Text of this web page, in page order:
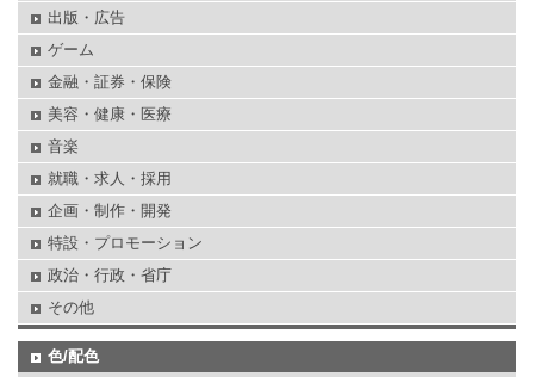
出版・広告
ゲーム
金融・証券・保険
美容・健康・医療
音楽
就職・求人・採用
企画・制作・開発
特設・プロモーション
政治・行政・省庁
その他
色/配色